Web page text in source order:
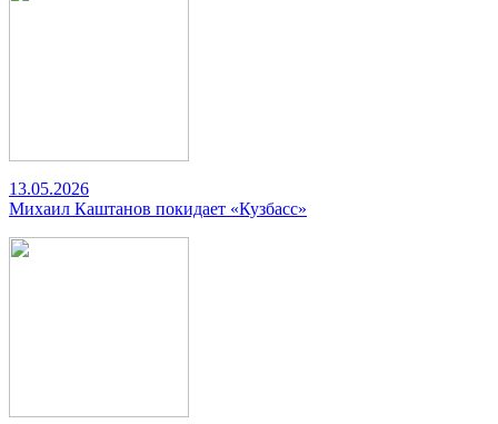
13.05.2026
Михаил Каштанов покидает «Кузбасс»